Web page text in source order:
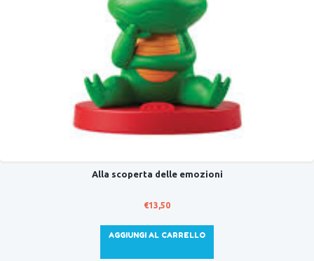
Alla scoperta delle emozioni
€13,50
AGGIUNGI AL CARRELLO